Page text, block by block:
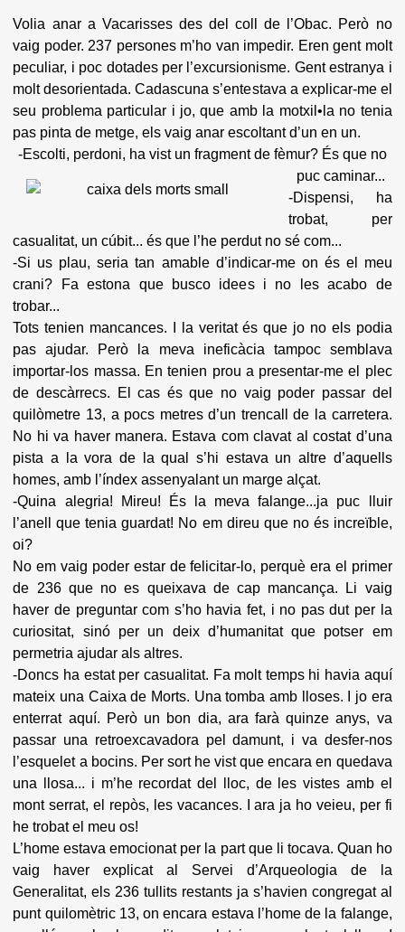
Volia anar a Vacarisses des del coll de l’Obac. Però no
vaig poder. 237 persones m’ho van impedir. Eren gent molt
peculiar, i poc dotades per l’excursionisme. Gent estranya i
molt desorientada. Cadascuna s’entestava a explicar-me el
seu problema particular i jo, que amb la motxil•la no tenia
pas pinta de metge, els vaig anar escoltant d’un en un.
-Escolti, perdoni, ha vist un fragment de fèmur? És que no
puc caminar...
-Dispensi, ha
trobat, per
casualitat, un cúbit... és que l’he perdut no sé com...
-Si us plau, seria tan amable d’indicar-me on és el meu
crani? Fa estona que busco idees i no les acabo de
trobar...
Tots tenien mancances. I la veritat és que jo no els podia
pas ajudar. Però la meva ineficàcia tampoc semblava
importar-los massa. En tenien prou a presentar-me el plec
de descàrrecs. El cas és que no vaig poder passar del
quilòmetre 13, a pocs metres d’un trencall de la carretera.
No hi va haver manera. Estava com clavat al costat d’una
pista a la vora de la qual s’hi estava un altre d’aquells
homes, amb l’índex assenyalant un marge alçat.
-Quina alegria! Mireu! És la meva falange...ja puc lluir
l’anell que tenia guardat! No em direu que no és increïble,
oi?
No em vaig poder estar de felicitar-lo, perquè era el primer
de 236 que no es queixava de cap mancança. Li vaig
haver de preguntar com s’ho havia fet, i no pas dut per la
curiositat, sinó per un deix d’humanitat que potser em
permetria ajudar als altres.
-Doncs ha estat per casualitat. Fa molt temps hi havia aquí
mateix una Caixa de Morts. Una tomba amb lloses. I jo era
enterrat aquí. Però un bon dia, ara farà quinze anys, va
passar una retroexcavadora pel damunt, i va desfer-nos
l’esquelet a bocins. Per sort he vist que encara en quedava
una llosa... i m’he recordat del lloc, de les vistes amb el
mont serrat, el repòs, les vacances. I ara ja ho veieu, per fi
he trobat el meu os!
L’home estava emocionat per la part que li tocava. Quan ho
vaig haver explicat al Servei d’Arqueologia de la
Generalitat, els 236 tullits restants ja s’havien congregat al
punt quilomètric 13, on encara estava l’home de la falange,